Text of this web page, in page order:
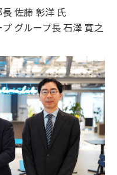
佐藤 彰洋 氏
グループ長 石澤 寛之